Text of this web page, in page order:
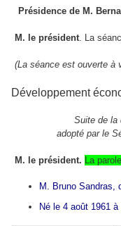
Présidence de M.
M. le président. La
(La séance est ouverte à
Développement
Suite de la
adopté par le
M. le président. La
M. Bruno Sandras,
Né le 4 août 1961